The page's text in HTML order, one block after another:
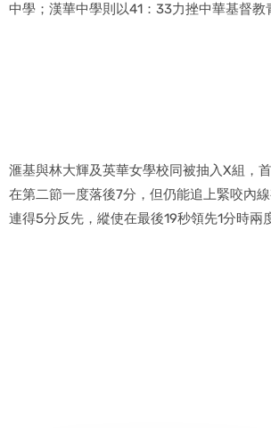
中學；漢華中學則以41：33力挫中華基督教
滙基與林大輝及英華女學校同被抽入X組，
在第二節一度落後7分，但仍能追上緊咬內
連得5分反先，縱使在最後19秒領先1分時